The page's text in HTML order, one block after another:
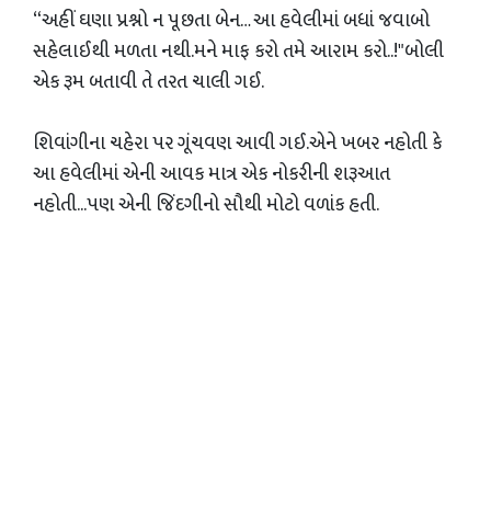
“અહીં ઘણા પ્રશ્નો ન પૂછતા બેન… આ હવેલીમાં બધાં જવાબો
સહેલાઈથી મળતા નથી.મને માફ કરો તમે આરામ કરો..!"બોલી
એક રૂમ બતાવી તે તરત ચાલી ગઈ.
શિવાંગીના ચહેરા પર ગૂંચવણ આવી ગઈ.એને ખબર નહોતી કે
આ હવેલીમાં એની આવક માત્ર એક નોકરીની શરૂઆત
નહોતી...પણ એની જિંદગીનો સૌથી મોટો વળાંક હતી.